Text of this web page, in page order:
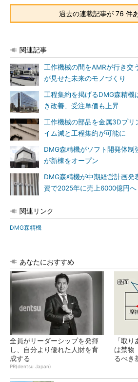
過去の連載記事が 76 件
関連記事
工作機械の間をAMRが行き交
が見せた未来のモノづくり
工程集約を掲げるDMG森精機
き改善、受注単価も上昇
工作機械の部品を金属3Dプリ
イム減と工程集約が可能に
DMG森精機がソフト開発体制
が新棟をオープン
DMG森精機が中期経営計画発
資で2025年に売上6000億円へ
関連リンク
DMG森精機
あなたにおすすめ
全員がリーダーシップを発揮
し、自分より優れた人財を育
成する
PR(dentsu Japan)
「取
は禁物
るべき